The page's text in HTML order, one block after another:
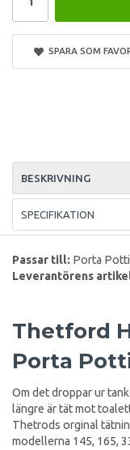
SPARA SOM
BESKRIVNING
SPECIFIKATION
Passar till: Porta Potti
Leverantörens
Thetford
Porta
Om det droppar ur
längre är tät mot
Thetrods orginal
modellerna 145, 165,